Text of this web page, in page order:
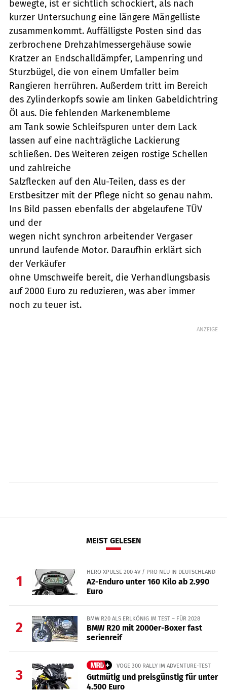
bewegte, ist er sichtlich schockiert, als nach
kurzer Untersuchung eine längere Mängelliste
zusammenkommt. Auffälligste Posten sind das
zerbrochene Drehzahlmessergehäuse sowie
Kratzer an Endschalldämpfer, Lampenring und
Sturzbügel, die von einem Umfaller beim
Rangieren herrühren. Außerdem tritt im Bereich
des Zylinderkopfs sowie am linken Gabeldichtring
Öl aus. Die fehlenden Markenembleme
am Tank sowie Schleifspuren unter dem Lack
lassen auf eine nachträgliche Lackierung
schließen. Des Weiteren zeigen rostige Schellen
und zahlreiche
Salzflecken auf den Alu-Teilen, dass es der
Erstbesitzer mit der Pflege nicht so genau nahm.
Ins Bild passen ebenfalls der abgelaufene TÜV
und der
wegen nicht synchron arbeitender Vergaser
unrund laufende Motor. Daraufhin erklärt sich
der Verkäufer
ohne Umschweife bereit, die Verhandlungsbasis
auf 2000 Euro zu reduzieren, was aber immer
noch zu teuer ist.
ANZEIGE
MEIST GELESEN
1
HERO XPULSE 200 4V / PRO NEU IN DEUTSCHLAND
A2-Enduro unter 160 Kilo ab 2.990
Euro
2
BMW R20 ALS ERLKÖNIG IM TEST – FÜR 2028
BMW R20 mit 2000er-Boxer fast
serienreif
3
VOGE 300 RALLY IM ADVENTURE-TEST
Gutmütig und preisgünstig für unter
4.500 Euro